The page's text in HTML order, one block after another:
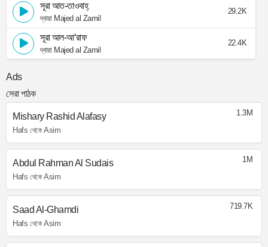
সূরা আত-তাওবাহ্
দ্বারা Majed al Zamil
29.2K
সূরা আল-আ‘রাফ
দ্বারা Majed al Zamil
22.4K
Ads
সেরা পাঠক
Mishary Rashid Alafasy
Hafs থেকে Asim
1.3M
Abdul Rahman Al Sudais
Hafs থেকে Asim
1M
Saad Al-Ghamdi
Hafs থেকে Asim
719.7K